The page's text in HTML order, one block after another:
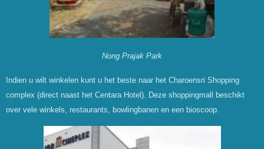
Nong Prajak Park
Indien u wilt winkelen kunt u het beste naar het Charoensri Shopping
complex (direct naast het Centara Hotel). Deze shoppingmall beschikt
over vele winkels, restaurants, bowlingbanen en een bioscoop.